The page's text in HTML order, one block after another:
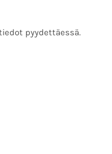
pyydettäessä.